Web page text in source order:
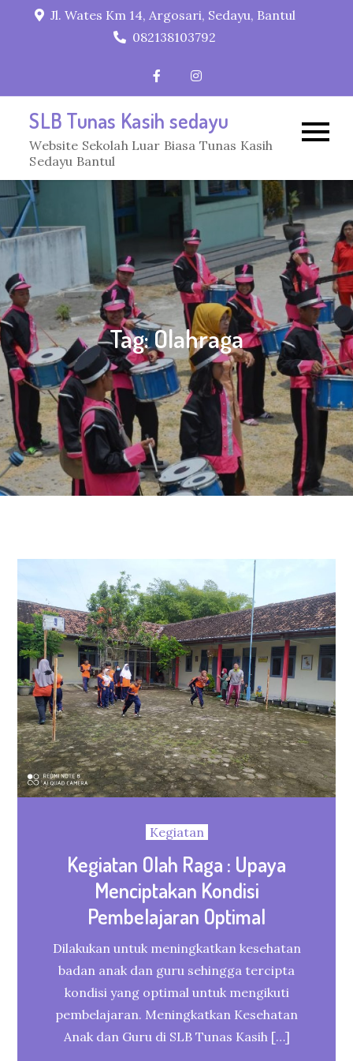
Jl. Wates Km 14, Argosari, Sedayu, Bantul
082138103792
SLB Tunas Kasih sedayu
Website Sekolah Luar Biasa Tunas Kasih
Sedayu Bantul
Tag:Olahraga
Kegiatan
Kegiatan Olah Raga : Upaya
Menciptakan Kondisi
Pembelajaran Optimal
Dilakukan untuk meningkatkan kesehatan
badan anak dan guru sehingga tercipta
kondisi yang optimal untuk mengikuti
pembelajaran. Meningkatkan Kesehatan
Anak dan Guru di SLB Tunas Kasih […]